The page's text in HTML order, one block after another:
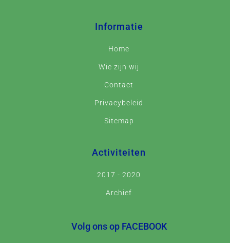
Informatie
Home
Wie zijn wij
Contact
Privacybeleid
Sitemap
Activiteiten
2017 - 2020
Archief
Volg ons op FACEBOOK